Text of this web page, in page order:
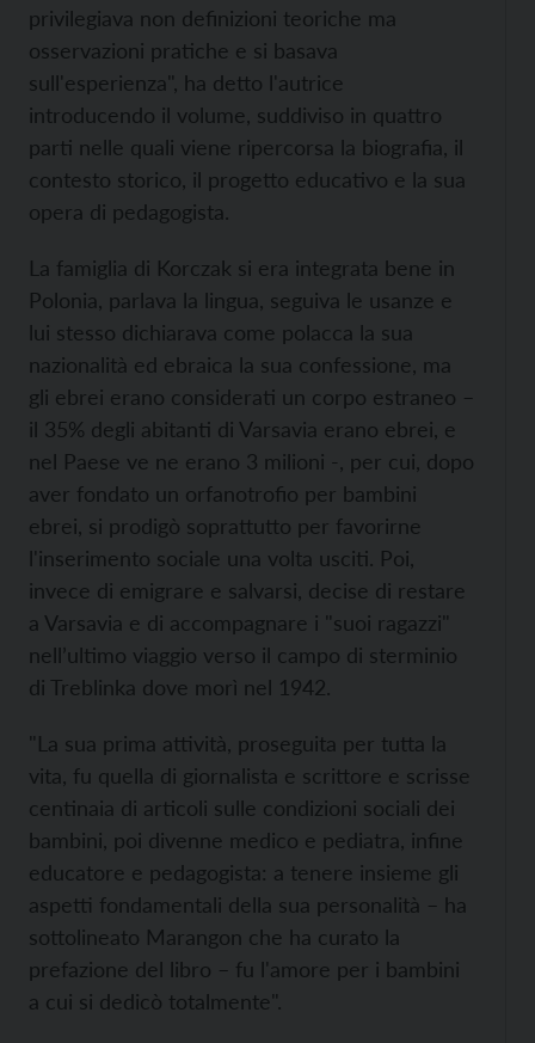
privilegiava non definizioni teoriche ma
osservazioni pratiche e si basava
sull'esperienza", ha detto l'autrice
introducendo il volume, suddiviso in quattro
parti nelle quali viene ripercorsa la biografia, il
contesto storico, il progetto educativo e la sua
opera di pedagogista.
La famiglia di Korczak si era integrata bene in
Polonia, parlava la lingua, seguiva le usanze e
lui stesso dichiarava come polacca la sua
nazionalità ed ebraica la sua confessione, ma
gli ebrei erano considerati un corpo estraneo –
il 35% degli abitanti di Varsavia erano ebrei, e
nel Paese ve ne erano 3 milioni -, per cui, dopo
aver fondato un orfanotrofio per bambini
ebrei, si prodigò soprattutto per favorirne
l'inserimento sociale una volta usciti. Poi,
invece di emigrare e salvarsi, decise di restare
a Varsavia e di accompagnare i "suoi ragazzi"
nell’ultimo viaggio verso il campo di sterminio
di Treblinka dove morì nel 1942.
"La sua prima attività, proseguita per tutta la
vita, fu quella di giornalista e scrittore e scrisse
centinaia di articoli sulle condizioni sociali dei
bambini, poi divenne medico e pediatra, infine
educatore e pedagogista: a tenere insieme gli
aspetti fondamentali della sua personalità – ha
sottolineato Marangon che ha curato la
prefazione del libro – fu l'amore per i bambini
a cui si dedicò totalmente".